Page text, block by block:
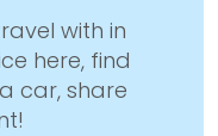
with in
here, find
car, share